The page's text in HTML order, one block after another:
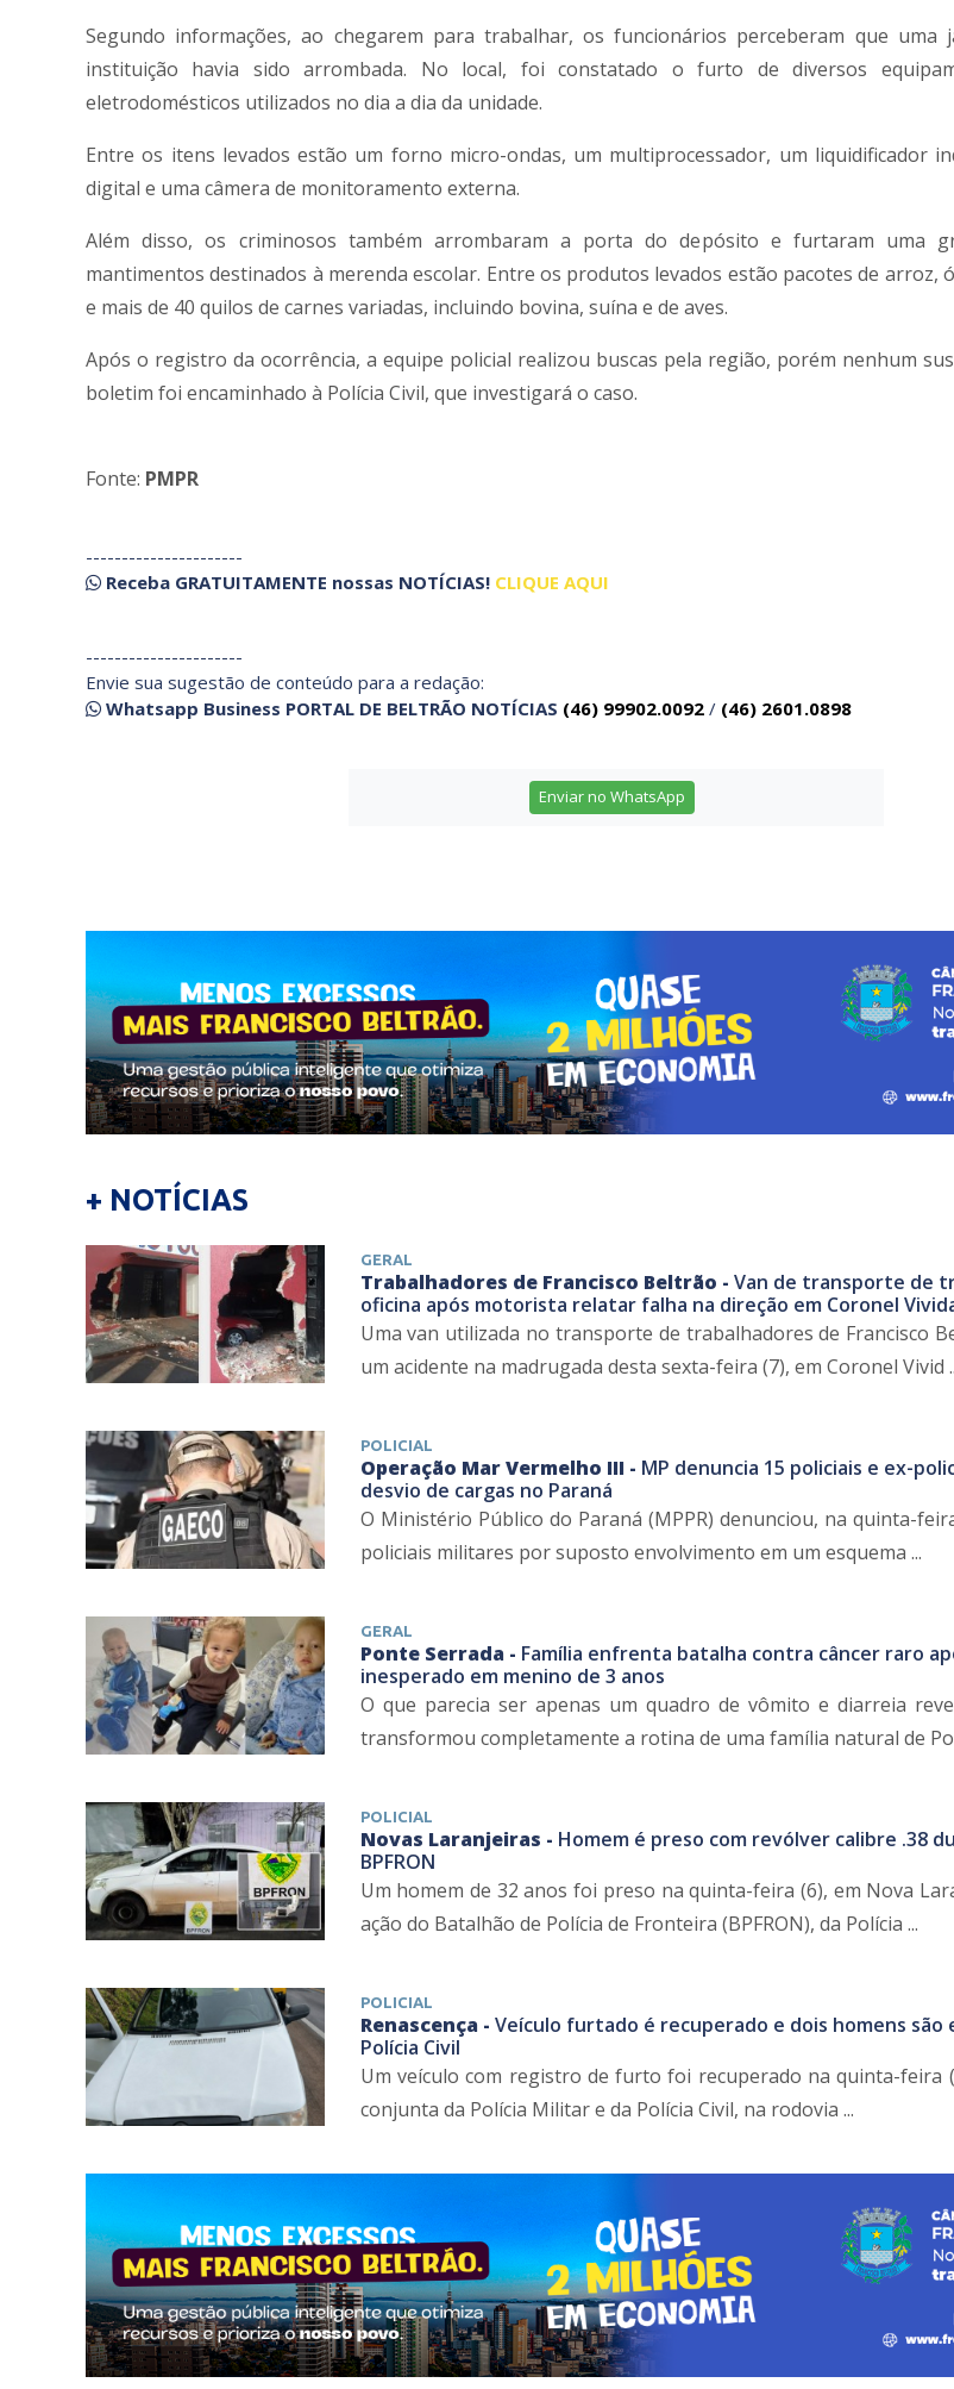
Segundo informações, ao chegarem para trabalhar, os funcionários perceberam que uma
instituição havia sido arrombada. No local, foi constatado o furto de diversos
eletrodomésticos utilizados no dia a dia da unidade.
Entre os itens levados estão um forno micro-ondas, um multiprocessador, um liquidificador
digital e uma câmera de monitoramento externa.
Além disso, os criminosos também arrombaram a porta do depósito e furtaram uma
mantimentos destinados à merenda escolar. Entre os produtos levados estão pacotes de arroz,
e mais de 40 quilos de carnes variadas, incluindo bovina, suína e de aves.
Após o registro da ocorrência, a equipe policial realizou buscas pela região, porém nenhum
boletim foi encaminhado à Polícia Civil, que investigará o caso.
Fonte: PMPR
----------------------
Receba GRATUITAMENTE nossas NOTÍCIAS! CLIQUE AQUI
----------------------
Envie sua sugestão de conteúdo para a redação:
Whatsapp Business PORTAL DE BELTRÃO NOTÍCIAS (46) 99902.0092 / (46) 2601.0898
Enviar no WhatsApp
+ NOTÍCIAS
GERAL
Trabalhadores de Francisco Beltrão - Van de transporte de
oficina após motorista relatar falha na direção em Coronel
Uma van utilizada no transporte de trabalhadores de Francisco
um acidente na madrugada desta sexta-feira (7), em Coronel Vivid
POLICIAL
Operação Mar Vermelho III - MP denuncia 15 policiais e ex-
desvio de cargas no Paraná
O Ministério Público do Paraná (MPPR) denunciou, na quinta-
policiais militares por suposto envolvimento em um esquema ...
GERAL
Ponte Serrada - Família enfrenta batalha contra câncer raro
inesperado em menino de 3 anos
O que parecia ser apenas um quadro de vômito e diarreia
transformou completamente a rotina de uma família natural de
POLICIAL
Novas Laranjeiras - Homem é preso com revólver calibre .38
BPFRON
Um homem de 32 anos foi preso na quinta-feira (6), em Nova
ação do Batalhão de Polícia de Fronteira (BPFRON), da Polícia ...
POLICIAL
Renascença - Veículo furtado é recuperado e dois homens são
Polícia Civil
Um veículo com registro de furto foi recuperado na quinta-feira
conjunta da Polícia Militar e da Polícia Civil, na rodovia ...